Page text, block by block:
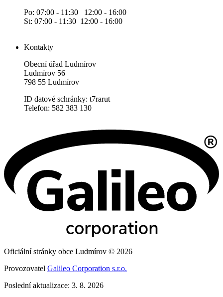
Po: 07:00 - 11:30 12:00 - 16:00
St: 07:00 - 11:30 12:00 - 16:00
Kontakty
Obecní úřad Ludmírov
Ludmírov 56
798 55 Ludmírov
ID datové schránky: t7rarut
Telefon: 582 383 130
Oficiální stránky obce Ludmírov © 2026
Provozovatel Galileo Corporation s.r.o.
Poslední aktualizace: 3. 8. 2026